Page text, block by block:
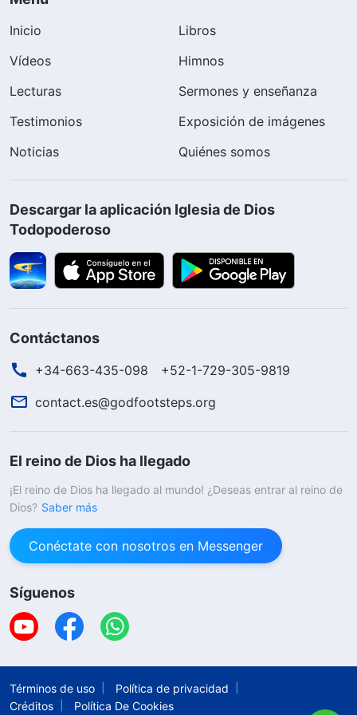
Inicio
Libros
Vídeos
Himnos
Lecturas
Sermones y enseñanza
Testimonios
Exposición de imágenes
Noticias
Quiénes somos
Descargar la aplicación Iglesia de Dios
Todopoderoso
Contáctanos
+34-663-435-098
+52-1-729-305-9819
contact.es@godfootsteps.org
El reino de Dios ha llegado
¡El reino de Dios ha llegado al mundo! ¿Deseas entrar al reino de
Dios? Saber más
Conéctate con nosotros en Messenger
Síguenos
Términos de uso
Política de privacidad
Créditos
Política De Cookies